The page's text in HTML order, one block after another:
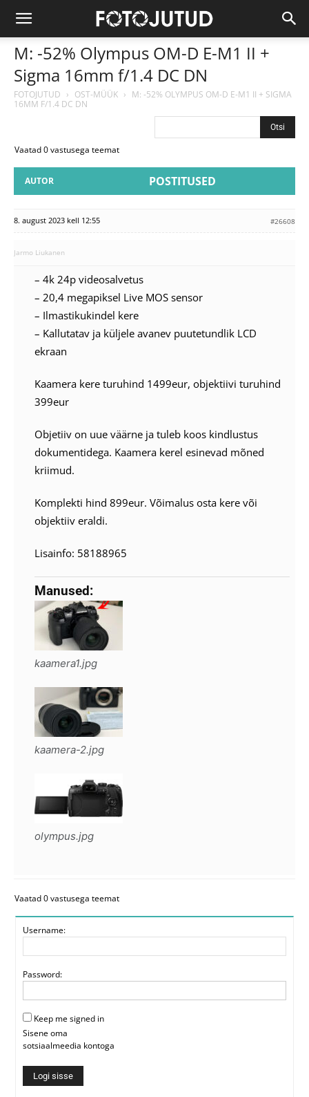
M: -52% Olympus OM-D E-M1 II +
Sigma 16mm f/1.4 DC DN
FOTOJUTUD › OST-MÜÜK › M: -52% OLYMPUS OM-D E-M1 II + SIGMA
16MM F/1.4 DC DN
Vaatad 0 vastusega teemat
AUTOR POSTITUSED
8. august 2023 kell 12:55 #26608
Jarmo Liukanen
– 4k 24p videosalvetus
– 20,4 megapiksel Live MOS sensor
– Ilmastikukindel kere
– Kallutatav ja küljele avanev puutetundlik LCD
ekraan
Kaamera kere turuhind 1499eur, objektiivi turuhind
399eur
Objetiiv on uue väärne ja tuleb koos kindlustus
dokumentidega. Kaamera kerel esinevad mõned
kriimud.
Komplekti hind 899eur. Võimalus osta kere või
objektiiv eraldi.
Lisainfo: 58188965
Manused:
kaamera1.jpg
kaamera-2.jpg
olympus.jpg
Vaatad 0 vastusega teemat
Username:
Password:
Keep me signed in
Sisene oma
sotsiaalmeedia kontoga
Logi sisse